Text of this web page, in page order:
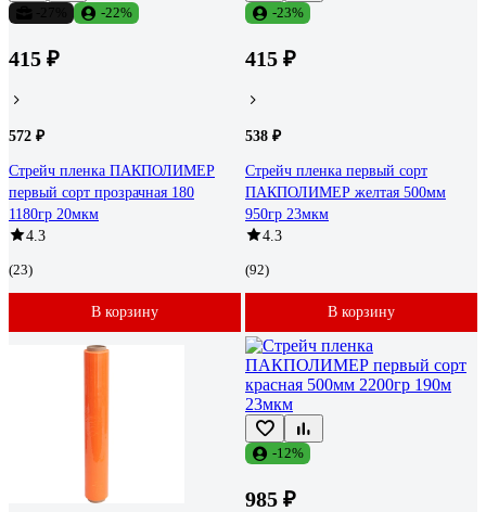
-22%
415 ₽
572 ₽
Стрейч пленка ПАКПОЛИМЕР
первый сорт прозрачная 180
1180гр 20мкм
4.3
(23)
В корзину
-23%
415 ₽
538 ₽
Стрейч пленка первый сорт
ПАКПОЛИМЕР желтая 500мм
950гр 23мкм
4.3
(92)
В корзину
-12%
985 ₽